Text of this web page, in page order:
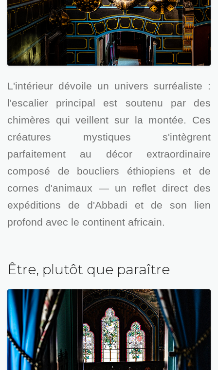
L'intérieur dévoile un univers surréaliste :
l'escalier principal est soutenu par des
chimères qui veillent sur la montée. Ces
créatures mystiques s'intègrent
parfaitement au décor extraordinaire
composé de boucliers éthiopiens et de
cornes d'animaux — un reflet direct des
expéditions de d'Abbadi et de son lien
profond avec le continent africain.
Être, plutôt que paraître